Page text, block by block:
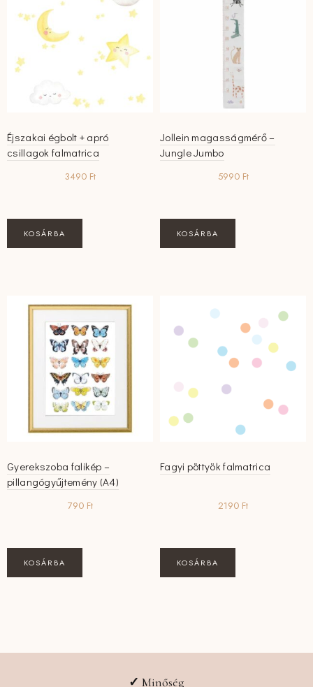
Éjszakai égbolt + apró
csillagok falmatrica
3490 Ft
KOSÁRBA
Jollein magasságmérő –
Jungle Jumbo
5990 Ft
KOSÁRBA
Gyerekszoba falikép –
pillangógyűjtemény (A4)
790 Ft
KOSÁRBA
Fagyi pöttyök falmatrica
2190 Ft
KOSÁRBA
✓ Minőség